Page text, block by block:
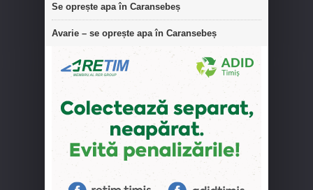
Se oprește apa în Caransebeș
Avarie – se oprește apa în Caransebeș